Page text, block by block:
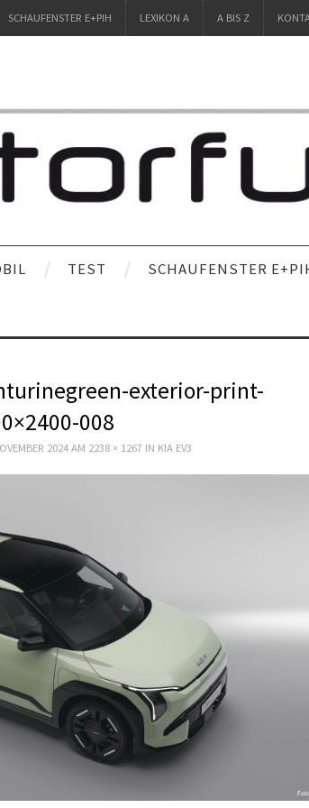
SCHAUFENSTER E+PIH LEXIKON A A BIS Z
TEST SCHAUFENSTER
exterior-print-
008
2024AM 2238 × 1267IN KIA EV3